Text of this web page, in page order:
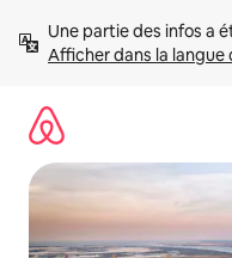
directement
Afficher dans la langue